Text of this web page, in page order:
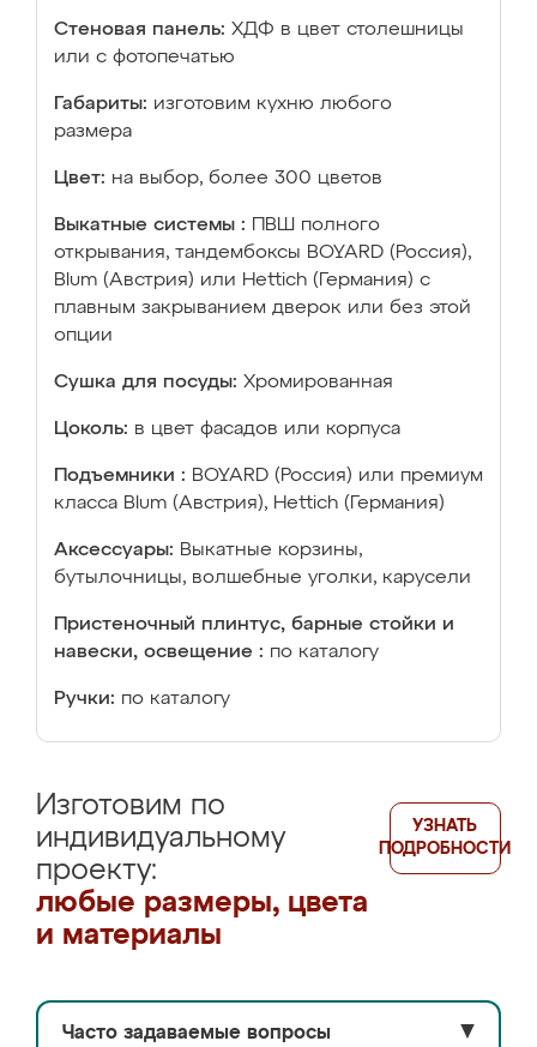
Стеновая панель: ХДФ в цвет столешницы
или с фотопечатью
Габариты: изготовим кухню любого
размера
Цвет: на выбор, более 300 цветов
Выкатные системы :
ПВШ полного
открывания, тандембоксы BOYARD (Россия),
Blum (Австрия) или Hettich (Германия) с
плавным закрыванием дверок или без этой
опции
Сушка для посуды: Хромированная
Цоколь: в цвет фасадов или корпуса
Подъемники : BOYARD (Россия) или премиум
класса Blum (Австрия), Hettich (Германия)
Аксессуары: Выкатные корзины,
бутылочницы, волшебные уголки, карусели
Пристеночный плинтус, барные стойки и
навески, освещение : по каталогу
Ручки: по каталогу
Изготовим по
индивидуальному
проекту:
любые размеры, цвета
и материалы
УЗНАТЬ
ПОДРОБНОСТИ
Часто задаваемые вопросы ▼